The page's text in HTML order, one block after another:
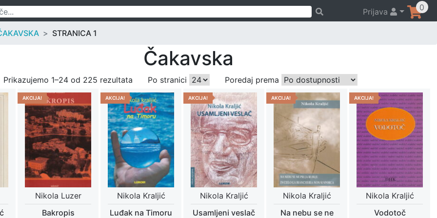
Prijava 0
STRANICA 1
Čakavska
Prikazujemo 1–24 od 225 rezultata Po stranici Poredaj prema
AKCIJA!
Nikola Luzer
Bakropis
AKCIJA!
Nikola Kraljić
Luđak na Timoru
AKCIJA!
Nikola Kraljić
Usamljeni veslač
AKCIJA!
Nikola Kraljić
Na nebu se ne
AKCIJA!
Nikola Kraljić
Vodotoč